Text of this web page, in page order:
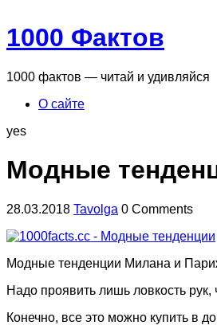
1000 Фактов
1000 фактов — читай и удивляйся
О сайте
yes
Модные
28.03.2018 Tavolga 0 Comments
Модные тенденции Милана и
Надо проявить лишь ловкость
Конечно, все это можно купить в